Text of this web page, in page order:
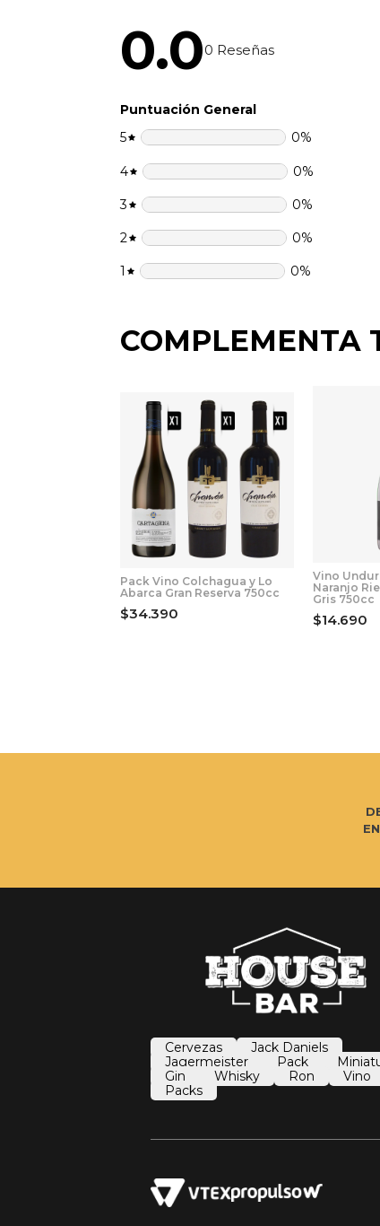
0.00 Reseñas
Puntuación General
5
0%
4 0%
3 0%
2 0%
1 0%
COMPLEMENTA
Pack Vino Colchagua y Lo
Abarca Gran Reserva 750cc
$34.390
Vino
Naranjo
Gris 750cc
$14.690
Cervezas
Jack Daniels
Jagermeister
Pack
Gin
Whisky Ron
Vino
Packs